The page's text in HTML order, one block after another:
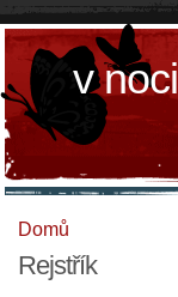
v
Domů
Rejstřík